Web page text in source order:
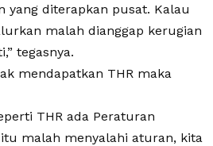
yang diterapkan pusat. Kalau
malah dianggap kerugian
tegasnya.
mendapatkan THR maka
THR ada Peraturan
malah menyalahi aturan, kita